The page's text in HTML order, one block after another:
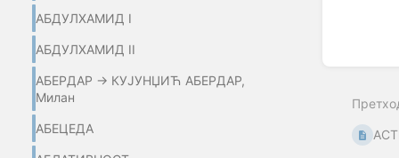
АБДУЛХАМИД I
АБДУЛХАМИД II
АБЕРДАР → КУЈУНЏИЋ АБЕРДАР,
Милан
АБЕЦЕДА